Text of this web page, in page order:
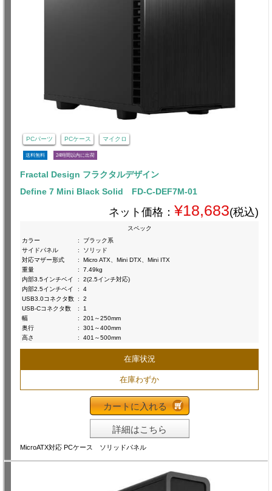
PCパーツ PCケース マイクロ
送料無料 24時間以内に出荷
Fractal Design フラクタルデザイン
Define 7 Mini Black Solid FD-C-DEF7M-01
ネット価格： ¥18,683(税込)
スペック
カラー
:
ブラック系
サイドパネル
:
ソリッド
対応マザー形式
:
Micro ATX、Mini DTX、Mini ITX
重量
:
7.49kg
内部3.5インチベイ
:
2(2.5インチ対応)
内部2.5インチベイ
:
4
USB3.0コネクタ数 :
2
USB-Cコネクタ数
:
1
幅
:
201～250mm
奥行
:
301～400mm
高さ
: 401～500mm
在庫状況
在庫わずか
カートに入れる
詳細はこちら
MicroATX対応 PCケース ソリッドパネル